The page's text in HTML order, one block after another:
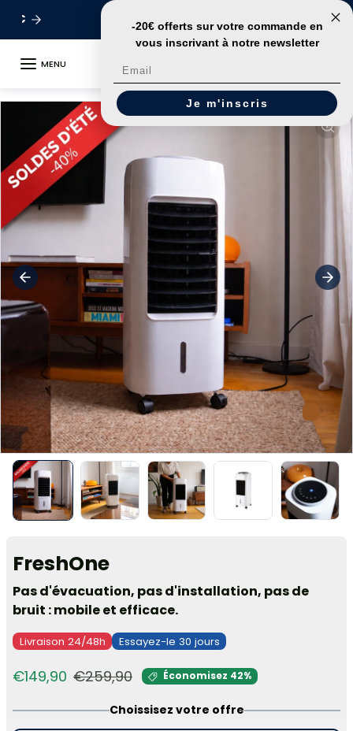
Livraison en 24h
MENU
Passer aux informations sur le produit
FreshOne
Pas d'évacuation, pas d'installation, pas de
bruit : mobile et efficace.
Livraison 24/48h Essayez-le 30 jours
Prix de vente
€149,90 Prix habituel
€259,90 Économisez 42%
Choissisez votre offre
-20€ offerts sur votre commande en
vous inscrivant à notre newsletter
Email
Je m'inscris